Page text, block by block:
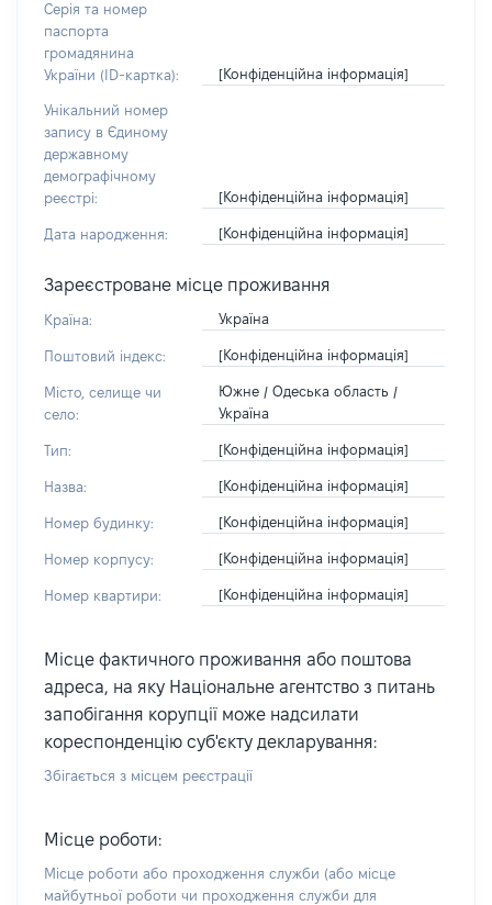
Серія та номер
паспорта
громадянина
України (ID-картка):
[Конфіденційна інформація]
Унікальний номер
запису в Єдиному
державному
демографічному
реєстрі:
[Конфіденційна інформація]
Дата народження: [Конфіденційна інформація]
Зареєстроване місце проживання
Країна: Україна
Поштовий індекс: [Конфіденційна інформація]
Місто, селище чи
село:
Южне / Одеська область /
Україна
Тип: [Конфіденційна інформація]
Назва: [Конфіденційна інформація]
Номер будинку: [Конфіденційна інформація]
Номер корпусу: [Конфіденційна інформація]
Номер квартири: [Конфіденційна інформація]
Місце фактичного проживання або поштова
адреса, на яку Національне агентство з питань
запобігання корупції може надсилати
кореспонденцію суб'єкту декларування:
Збігається з місцем реєстрації
Місце роботи:
Місце роботи або проходження служби (або місце
майбутньої роботи чи проходження служби для